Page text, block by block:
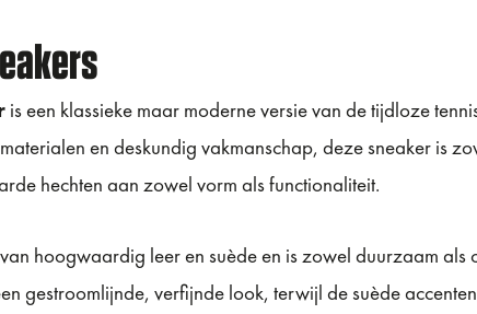
is een klassieke maar moderne versie van de tijdloze
en deskundig vakmanschap, deze sneaker is
hechten aan zowel vorm als functionaliteit.
hoogwaardig leer en suède en is zowel duurzaam als
gestroomlijnde, verfijnde look, terwijl de suède